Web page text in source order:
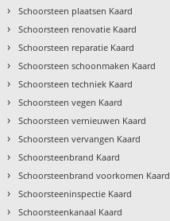
› Schoorsteen plaatsen Kaard
› Schoorsteen renovatie Kaard
› Schoorsteen reparatie Kaard
› Schoorsteen schoonmaken Kaard
› Schoorsteen techniek Kaard
› Schoorsteen vegen Kaard
› Schoorsteen vernieuwen Kaard
› Schoorsteen vervangen Kaard
› Schoorsteenbrand Kaard
› Schoorsteenbrand voorkomen Kaard
› Schoorsteeninspectie Kaard
› Schoorsteenkanaal Kaard